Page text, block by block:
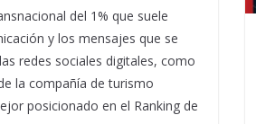
del 1% que suele
y los mensajes que se
redes sociales digitales, como
la compañía de turismo
posicionado en el Ranking de